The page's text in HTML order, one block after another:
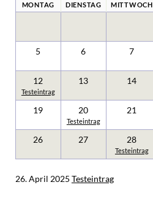
MONTAG DIENSTAG MITTWOCH
5 6 7
12
Testeintrag
13 14
19 20
Testeintrag
21
26 27 28
Testeintrag
26. April 2025 Testeintrag